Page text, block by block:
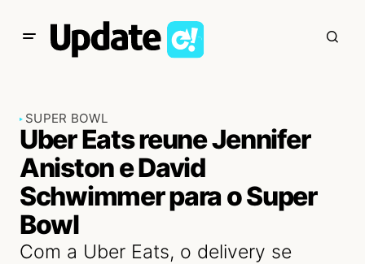
SUPER BOWL
Uber Eats reune Jennifer
Aniston e David
Schwimmer para o Super
Bowl
Com a Uber Eats, o delivery se